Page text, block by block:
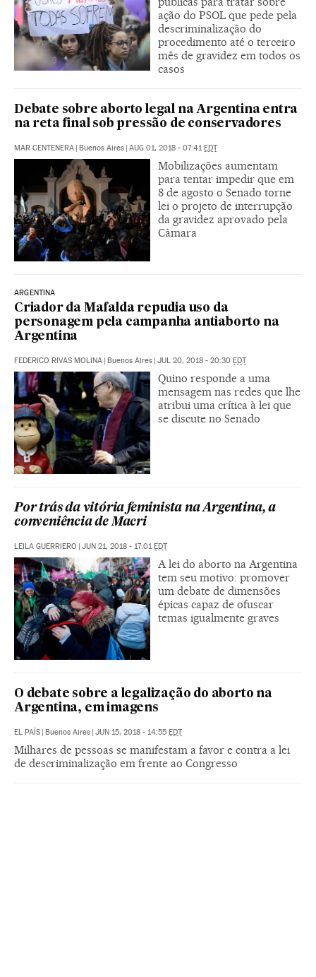
ação do PSOL que pede pela
descriminalização do
procedimento até o terceiro
mês de gravidez em todos os
casos
Debate sobre aborto legal na Argentina entra
na reta final sob pressão de conservadores
MAR CENTENERA | Buenos Aires | AUG 01, 2018 - 07:41EDT
Mobilizações aumentam
para tentar impedir que em
8 de agosto o Senado torne
lei o projeto de interrupção
da gravidez aprovado pela
Câmara
ARGENTINA
Criador da Mafalda repudia uso da
personagem pela campanha antiaborto na
Argentina
FEDERICO RIVAS MOLINA | Buenos Aires | JUL 20, 2018 - 20:30 EDT
Quino responde a uma
mensagem nas redes que lhe
atribui uma crítica à lei que
se discute no Senado
Por trás da vitória feminista na Argentina, a
conveniência de Macri
LEILA GUERRIERO | JUN 21, 2018 - 17:01EDT
A lei do aborto na Argentina
tem seu motivo: promover
um debate de dimensões
épicas capaz de ofuscar
temas igualmente graves
O debate sobre a legalização do aborto na
Argentina, em imagens
EL PAÍS | Buenos Aires | JUN 15, 2018 - 14:55 EDT
Milhares de pessoas se manifestam a favor e contra a lei
de descriminalização em frente ao Congresso